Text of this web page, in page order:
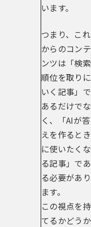
います。
つまり、これ
からのコンテ
ンツは「検索
順位を取りに
いく記事」で
あるだけでな
く、「AIが答
えを作るとき
に使いたくな
る記事」であ
る必要があり
ます。
この視点を持
てるかどうか